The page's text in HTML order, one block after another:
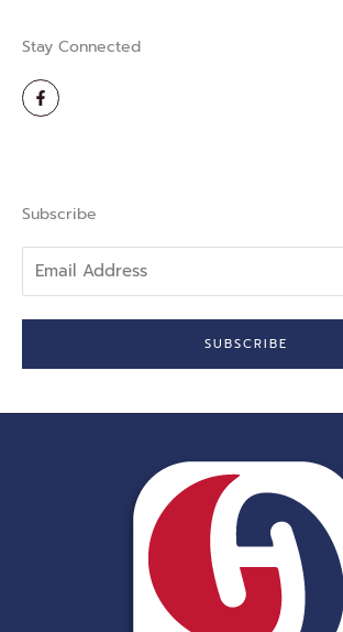
Stay Connected
F
a
c
-
f
Subscribe
Address
SUBSCRIBE